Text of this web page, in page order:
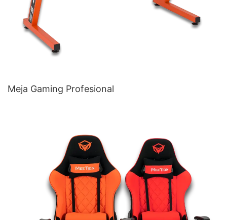
Meja Gaming Profesional